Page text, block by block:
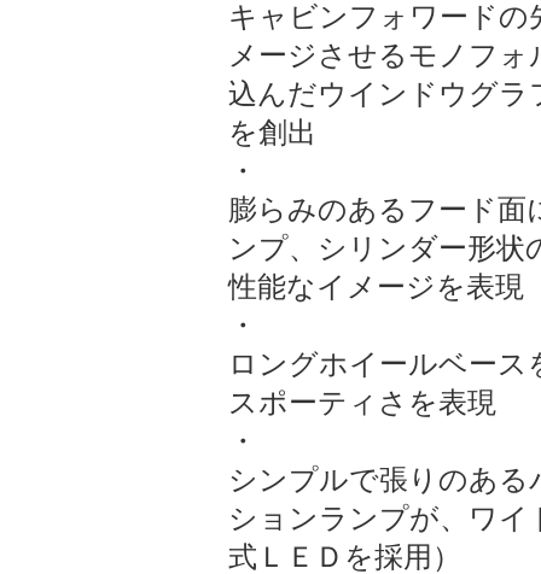
キャビンフォワード
メージさせるモノフ
込んだウインドウグラ
を創出
・
膨らみのあるフード面
ンプ、シリンダー形
性能なイメージを表現
・
ロングホイールベー
スポーティさを表現
・
シンプルで張りのあ
ションランプが、ワイ
式ＬＥＤを採用）